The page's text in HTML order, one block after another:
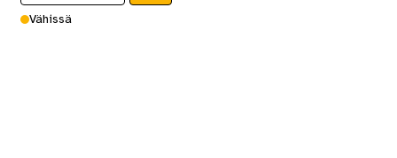
Vähissä